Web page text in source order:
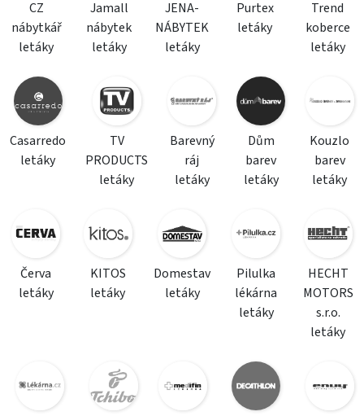
CZ
nábytkář
letáky
Jamall
nábytek
letáky
JENA-
NÁBYTEK
letáky
Purtex
letáky
Trend
koberce
letáky
Casarredo
letáky
TV
PRODUCTS
letáky
Barevný
ráj
letáky
Dům
barev
letáky
Kouzlo
barev
letáky
Červa
letáky
KITOS
letáky
Domestav
letáky
Pilulka
lékárna
letáky
HECHT
MOTORS
s.r.o.
letáky